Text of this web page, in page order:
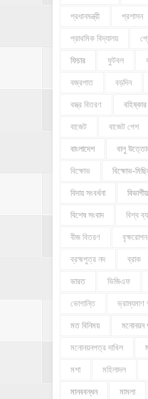
প্রধানমন্ত্রী প্রশাসন
প্রাথমিক বিদ্যালয়
ফিচার ফুটবল
বজ্রপাত বড়দিন
বস্ত্র বিতরণ বহিষ্কার
বাজেট বাজেট পেশ
বাংলাদেশ বালু
বিক্ষোভ বিক্ষোভ-
বিদায় সংবর্ধনা
বিশেষ সংবাদ বিশ্ব
বীজ বিতরণ বৃক্ষরোপন
ব্রহ্মপুত্র নদ ব্রাক
ভারত ভিজিএফ
ভোগান্তি
মত বিনিময় মনোনয়ন
মনোনয়নপত্র দাখিল
মশা মহিলাদল
মানববন্ধন মামলা